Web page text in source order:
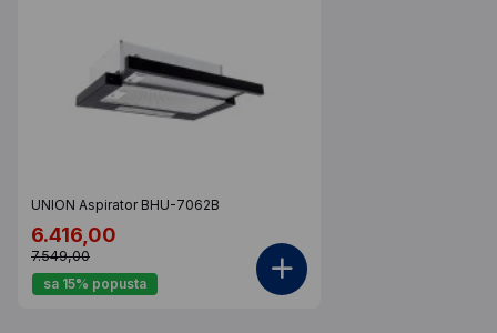
UNION Aspirator BHU-7062B
6.416,00
7.549,00
sa 15% popusta